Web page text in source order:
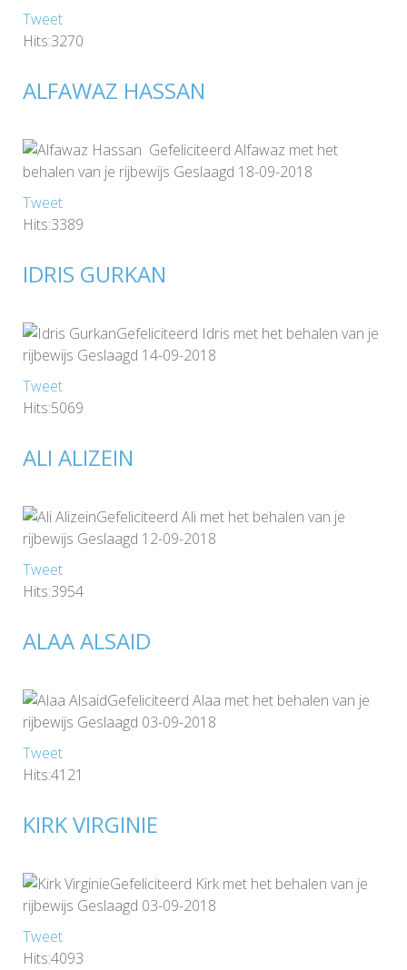
Tweet
Hits:3270
ALFAWAZ HASSAN
Gefeliciteerd Alfawaz met het
behalen van je rijbewijs Geslaagd 18-09-2018
Tweet
Hits:3389
IDRIS GURKAN
Gefeliciteerd Idris met het behalen van je
rijbewijs Geslaagd 14-09-2018
Tweet
Hits:5069
ALI ALIZEIN
Gefeliciteerd Ali met het behalen van je
rijbewijs Geslaagd 12-09-2018
Tweet
Hits:3954
ALAA ALSAID
Gefeliciteerd Alaa met het behalen van je
rijbewijs Geslaagd 03-09-2018
Tweet
Hits:4121
KIRK VIRGINIE
Gefeliciteerd Kirk met het behalen van je
rijbewijs Geslaagd 03-09-2018
Tweet
Hits:4093